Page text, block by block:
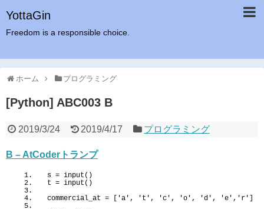
YottaGin
Freedom is a responsible choice.
ホーム プログラミング
[Python] ABC003 B
2019/3/24 2019/4/17 プログラミング
B – AtCoderトランプ
s = input ()
t = input ()
commercial_at =
'a' , 't' , 'c' , 'o' , 'd' , 'e' , 'r'